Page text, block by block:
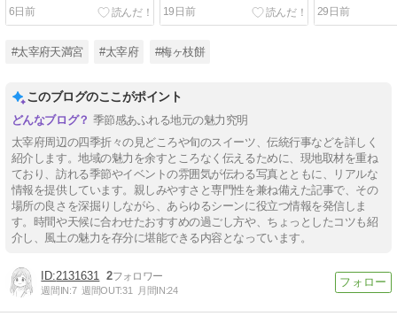
現地確認した被害状況と観
光への影響
6日前
きで解説！セブンイレブン
での入金手順まとめ
19日前
ご」を実食！
わう贅沢ケーキ
29日前
#太宰府天満宮 #太宰府 #梅ヶ枝餅
このブログのここがポイント
季節感あふれる地元の魅力究明
太宰府周辺の四季折々の見どころや旬のスイーツ、伝統行事などを詳しく
紹介します。地域の魅力を余すところなく伝えるために、現地取材を重ね
ており、訪れる季節やイベントの雰囲気が伝わる写真とともに、リアルな
情報を提供しています。親しみやすさと専門性を兼ね備えた記事で、その
場所の良さを深掘りしながら、あらゆるシーンに役立つ情報を発信しま
す。時間や天候に合わせたおすすめの過ごし方や、ちょっとしたコツも紹
介し、風土の魅力を存分に堪能できる内容となっています。
2131631 2
週間IN:7 週間OUT:31 月間IN:24